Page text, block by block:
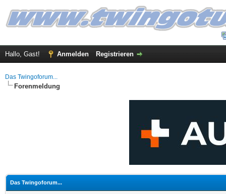
Hallo, Gast! Anmelden Registrieren
Das Twingoforum...
Forenmeldung
Das Twingoforum...